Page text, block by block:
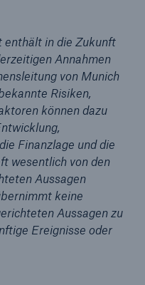
enthält in die Zukunft
Annahmen
von Munich
Risiken,
können dazu
Finanzlage und die
wesentlich von den
Aussagen
keine
Aussagen zu
Ereignisse oder